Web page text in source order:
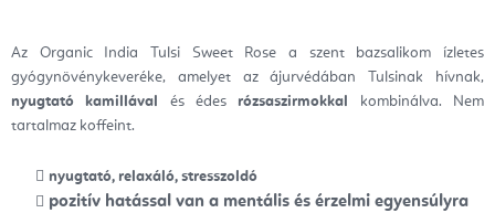
Az Organic India Tulsi Sweet Rose a szent bazsalikom ízletes
gyógynövénykeveréke, amelyet az ájurvédában Tulsinak hívnak,
nyugtató kamillával
és édes rózsaszirmokkal
kombinálva. Nem
tartalmaz koffeint.
nyugtató, relaxáló, stresszoldó
pozitív hatással van a mentális és érzelmi egyensúlyra